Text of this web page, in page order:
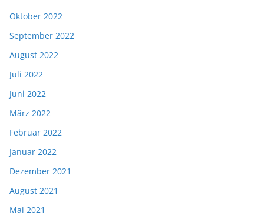
Oktober 2022
September 2022
August 2022
Juli 2022
Juni 2022
März 2022
Februar 2022
Januar 2022
Dezember 2021
August 2021
Mai 2021